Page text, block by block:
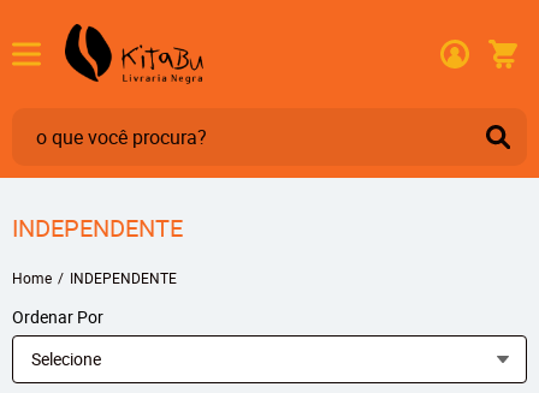
INDEPENDENTE
Home INDEPENDENTE
Ordenar Por
Selecione